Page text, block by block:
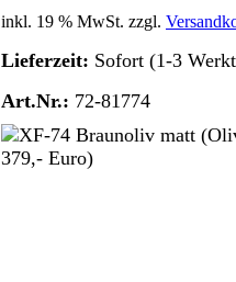
inkl. 19 % MwSt. zzgl.
Lieferzeit: Sofort (1-3
Art.Nr.: 72-81774